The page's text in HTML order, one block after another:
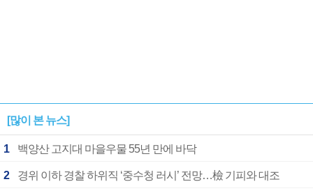
[많이 본 뉴스]
1 백양산 고지대 마을우물 55년 만에 바닥
2 경위 이하 경찰 하위직 ‘중수청 러시’ 전망…檢 기피와 대조